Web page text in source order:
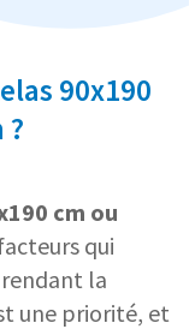
90x190
?
cm ou
qui
la
une priorité, et